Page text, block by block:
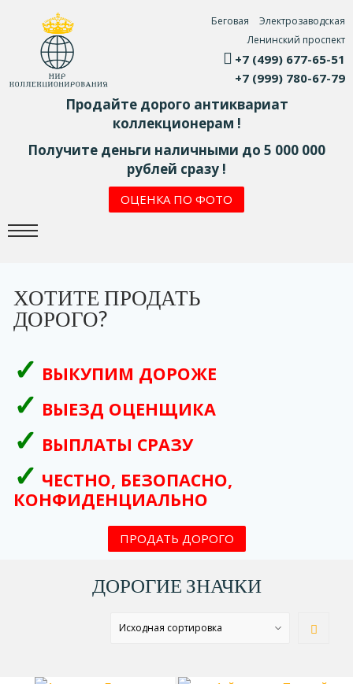
Беговая
Электрозаводская
Ленинский проспект
+7 (499) 677-65-51
+7 (999) 780-67-79
Продайте дорого антиквариат
коллекционерам !
Получите деньги наличными до 5 000 000
рублей сразу !
ОЦЕНКА ПО ФОТО
ХОТИТЕ ПРОДАТЬ
ДОРОГО?
ВЫКУПИМ ДОРОЖЕ
ВЫЕЗД ОЦЕНЩИКА
ВЫПЛАТЫ СРАЗУ
ЧЕСТНО, БЕЗОПАСНО,
КОНФИДЕНЦИАЛЬНО
ПРОДАТЬ ДОРОГО
ДОРОГИЕ ЗНАЧКИ